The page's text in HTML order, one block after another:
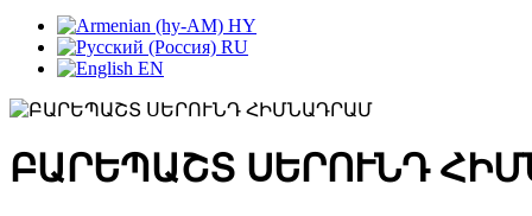
HY
RU
EN
ԲԱՐԵՊԱՇՏ ՍԵՐՈՒՆԴ